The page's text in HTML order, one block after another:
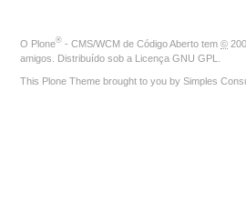
O Plone® - CMS/WCM de Código Aberto tem ©
amigos. Distribuído sob a Licença GNU GPL
This Plone Theme brought to you by Simples